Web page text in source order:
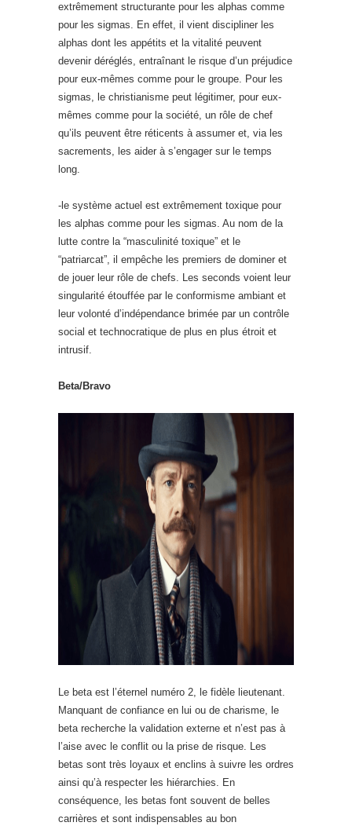
extrêmement structurante pour les alphas comme
pour les sigmas. En effet, il vient discipliner les
alphas dont les appétits et la vitalité peuvent
devenir déréglés, entraînant le risque d’un préjudice
pour eux-mêmes comme pour le groupe. Pour les
sigmas, le christianisme peut légitimer, pour eux-
mêmes comme pour la société, un rôle de chef
qu’ils peuvent être réticents à assumer et, via les
sacrements, les aider à s’engager sur le temps
long.
-le système actuel est extrêmement toxique pour
les alphas comme pour les sigmas. Au nom de la
lutte contre la “masculinité toxique” et le
“patriarcat”, il empêche les premiers de dominer et
de jouer leur rôle de chefs. Les seconds voient leur
singularité étouffée par le conformisme ambiant et
leur volonté d’indépendance brimée par un contrôle
social et technocratique de plus en plus étroit et
intrusif.
Beta/Bravo
Le beta est l’éternel numéro 2, le fidèle lieutenant.
Manquant de confiance en lui ou de charisme, le
beta recherche la validation externe et n’est pas à
l’aise avec le conflit ou la prise de risque. Les
betas sont très loyaux et enclins à suivre les ordres
ainsi qu’à respecter les hiérarchies. En
conséquence, les betas font souvent de belles
carrières et sont indispensables au bon